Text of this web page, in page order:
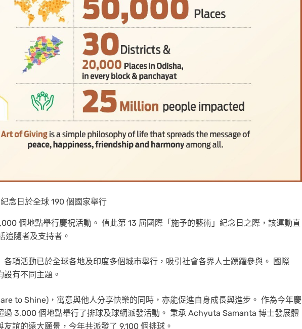
念日於全球 190 個國家舉行
個地點舉行慶祝活動。 值此第 13 屆國際「施予的藝術」紀念日之際，該運動直
追隨者及支持者。
項活動已於全球各地及印度多個城市舉行，吸引社會各界人士踴躍參與。 國際
設有不同主題。
to Shine)，寓意與他人分享快樂的同時，亦能促進自身成長與進步。 作為今年慶
過 3,000 個地點舉行了排球及球網派發活動。 秉承 Achyuta Samanta 博士發展體
誼的遠大願景，今年共派發了 9,100 個排球。